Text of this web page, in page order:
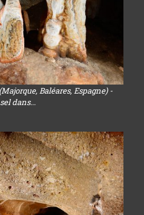
Baléares, Espagne) -
dans...